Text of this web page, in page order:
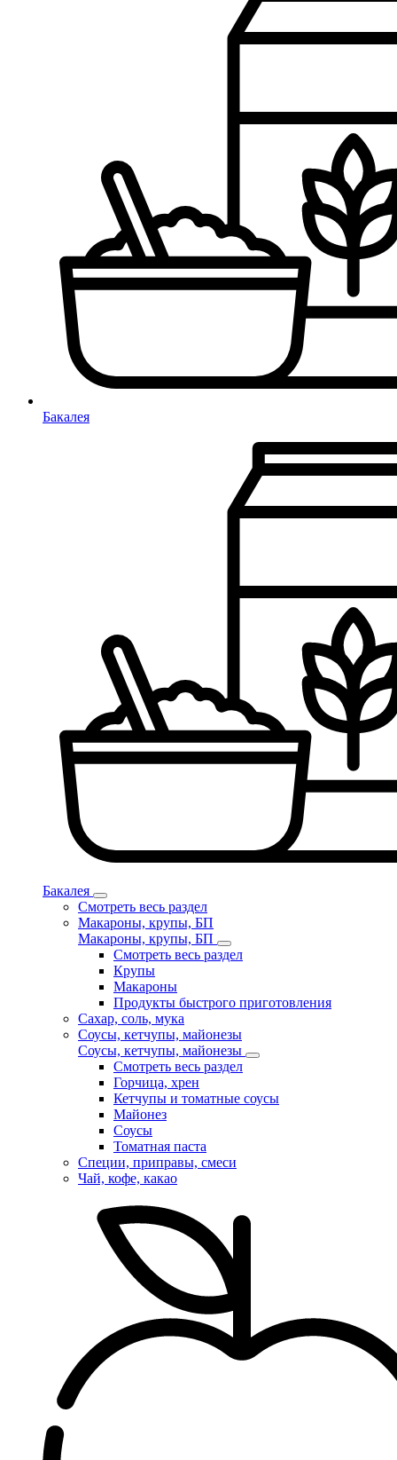
Бакалея
Бакалея
Смотреть весь раздел
Макароны, крупы, БП
Макароны, крупы, БП
Смотреть весь раздел
Крупы
Макароны
Продукты быстрого приготовления
Сахар, соль, мука
Соусы, кетчупы, майонезы
Соусы, кетчупы, майонезы
Смотреть весь раздел
Горчица, хрен
Кетчупы и томатные соусы
Майонез
Соусы
Томатная паста
Специи, приправы, смеси
Чай, кофе, какао